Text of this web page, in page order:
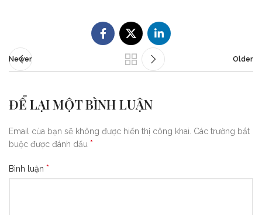
Newer Older
ĐỂ LẠI MỘT BÌNH LUẬN
Email của bạn sẽ không được hiển thị công khai. Các trường bắt
buộc được đánh dấu *
Bình luận *